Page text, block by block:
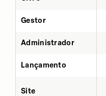
Gestor
Administrador
Lançamento
Site